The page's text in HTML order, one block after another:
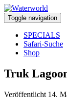
Toggle navigation
SPECIALS
Safari-Suche
Shop
Truk
Veröffentlicht 14.